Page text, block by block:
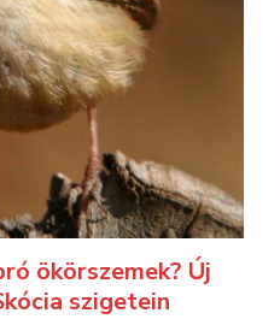
ökörszemek? Új
szigetein